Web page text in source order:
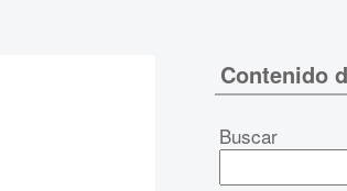
Contenido
Buscar